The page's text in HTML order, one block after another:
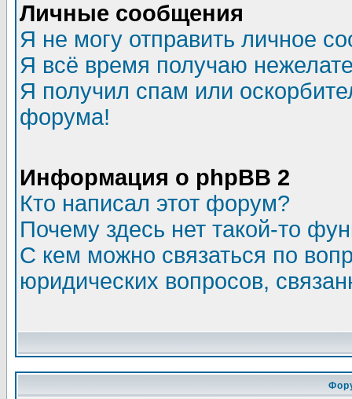
Личные сообщения
Я не могу отправить личное
Я всё время получаю
Я получил спам или
форума!
Информация о phpBB 2
Кто написал этот форум?
Почему здесь нет такой-то
С кем можно связаться по
юридических вопросов,